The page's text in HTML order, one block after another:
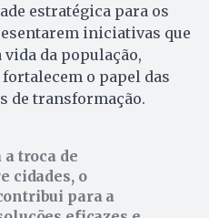
estratégica para os
iniciativas que
da população,
o papel das
de transformação.
a troca de
cidades, o
para a